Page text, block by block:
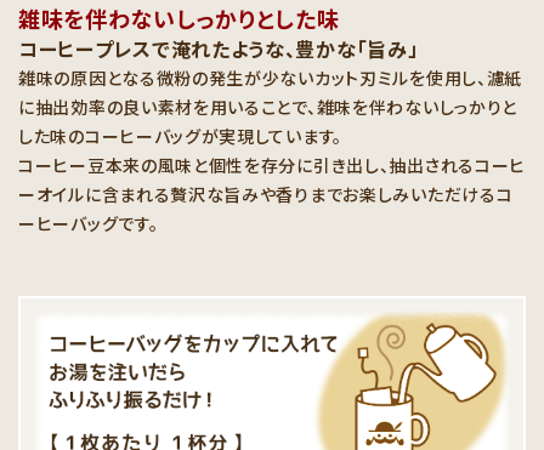
雑味を伴わないしっかりとした味
コーヒープレスで淹れたような、豊かな「旨み」
雑味の原因となる微粉の発生が少ないカット刃ミルを使用し、濾紙
に抽出効率の良い素材を用いることで、雑味を伴わないしっかりと
した味のコーヒーバッグが実現しています。
コーヒー豆本来の風味と個性を存分に引き出し、抽出されるコーヒ
ーオイルに含まれる贅沢な旨みや香りまでお楽しみいただけるコ
ーヒーバッグです。